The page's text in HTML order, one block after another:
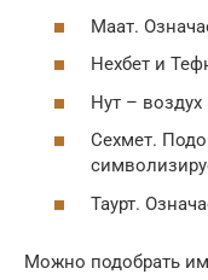
Маат.
Нехбет и
Нут – воздух
Сехмет.
Таурт.
Можно подобрать